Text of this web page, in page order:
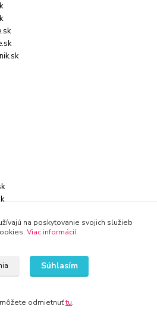
na poskytovanie svojich služieb
Viac informácií.
Súhlasím
odmietnuťtu.